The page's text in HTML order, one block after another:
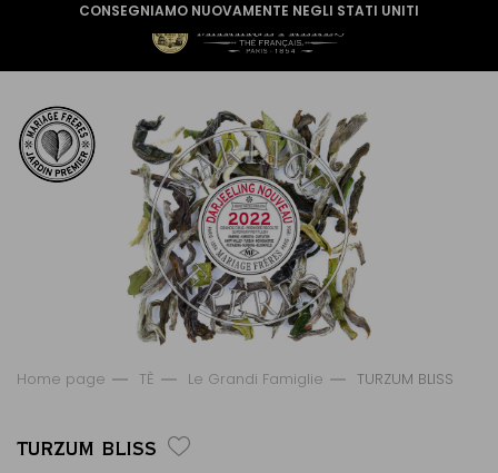
CONSEGNIAMO NUOVAMENTE NEGLI STATI UNITI
Home page TÈ Le Grandi Famiglie TURZUM BLISS
TURZUM BLISS